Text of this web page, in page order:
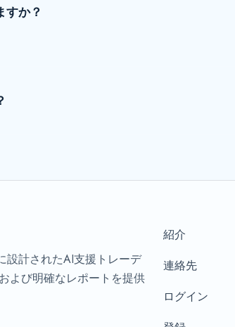
すか？
設計されたAI支援トレーデ
よび明確なレポートを提供
紹介
連絡先
ログイン